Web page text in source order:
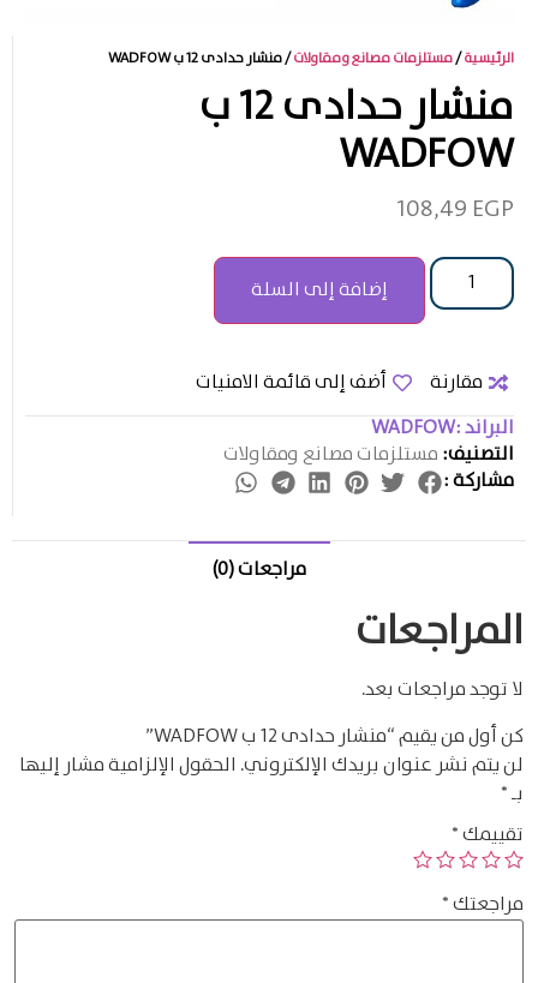
الرئيسية/مستلزمات مصانع ومقاولات/ منشار حدادى 12 ب WADFOW
منشار حدادى 12 ب
WADFOW
108,49 EGP
إضافة إلى السلة
مقارنة
أضف إلى قائمة الامنيات
البراند :WADFOW
التصنيف: مستلزمات مصانع ومقاولات
مشاركة :
مراجعات (0)
المراجعات
لا توجد مراجعات بعد.
كن أول من يقيم “منشار حدادى 12 ب WADFOW”
لن يتم نشر عنوان بريدك الإلكتروني. الحقول الإلزامية مشار إليها
بـ*
تقييمك*
مراجعتك*